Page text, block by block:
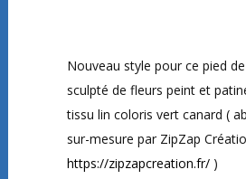
Nouveau style pour ce pied
sculpté de fleurs peint et
tissu lin coloris vert canard (
sur-mesure par ZipZap
https://zipzapcreation.fr/ )